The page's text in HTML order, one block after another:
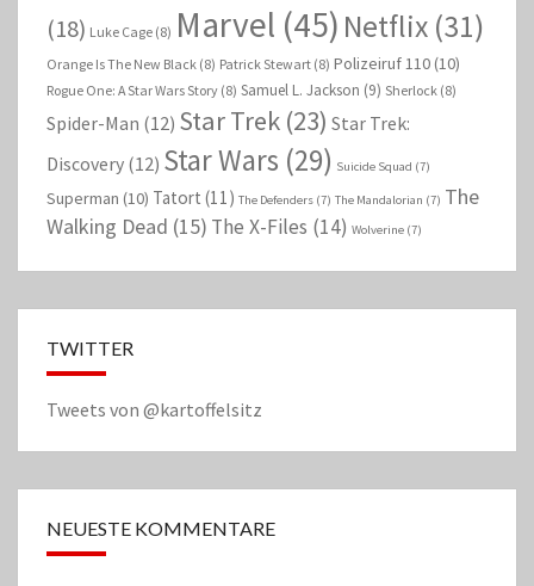
(18) Luke Cage (8) Marvel (45) Netflix (31)
Orange Is The New Black (8) Patrick Stewart (8) Polizeiruf 110 (10)
Rogue One: A Star Wars Story (8) Samuel L. Jackson (9) Sherlock (8)
Spider-Man (12) Star Trek (23) Star Trek:
Discovery (12) Star Wars (29) Suicide Squad (7)
Superman (10) Tatort (11) The Defenders (7) The Mandalorian (7) The
Walking Dead (15) The X-Files (14) Wolverine (7)
TWITTER
Tweets von @kartoffelsitz
NEUESTE KOMMENTARE